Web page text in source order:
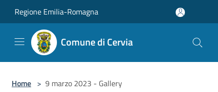
Regione Emilia-Romagna
Comune di Cervia
Home > 9 marzo 2023 - Gallery